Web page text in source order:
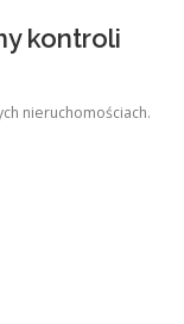
kontroli
nieruchomościach.